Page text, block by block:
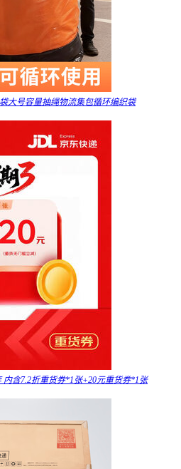
大号容量抽绳物流集包循环编织袋
内含7.2折重货券*1张+20元重货券*1张